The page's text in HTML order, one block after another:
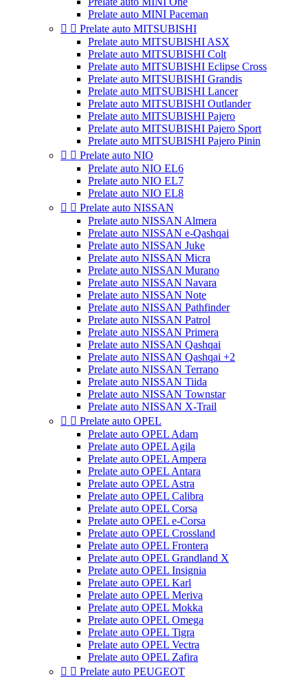
Prelate auto MINI Paceman
  Prelate auto MITSUBISHI
Prelate auto MITSUBISHI ASX
Prelate auto MITSUBISHI Colt
Prelate auto MITSUBISHI Eclipse Cross
Prelate auto MITSUBISHI Grandis
Prelate auto MITSUBISHI Lancer
Prelate auto MITSUBISHI Outlander
Prelate auto MITSUBISHI Pajero
Prelate auto MITSUBISHI Pajero Sport
Prelate auto MITSUBISHI Pajero Pinin
  Prelate auto NIO
Prelate auto NIO EL6
Prelate auto NIO EL7
Prelate auto NIO EL8
  Prelate auto NISSAN
Prelate auto NISSAN Almera
Prelate auto NISSAN e-Qashqai
Prelate auto NISSAN Juke
Prelate auto NISSAN Micra
Prelate auto NISSAN Murano
Prelate auto NISSAN Navara
Prelate auto NISSAN Note
Prelate auto NISSAN Pathfinder
Prelate auto NISSAN Patrol
Prelate auto NISSAN Primera
Prelate auto NISSAN Qashqai
Prelate auto NISSAN Qashqai +2
Prelate auto NISSAN Terrano
Prelate auto NISSAN Tiida
Prelate auto NISSAN Townstar
Prelate auto NISSAN X-Trail
  Prelate auto OPEL
Prelate auto OPEL Adam
Prelate auto OPEL Agila
Prelate auto OPEL Ampera
Prelate auto OPEL Antara
Prelate auto OPEL Astra
Prelate auto OPEL Calibra
Prelate auto OPEL Corsa
Prelate auto OPEL e-Corsa
Prelate auto OPEL Crossland
Prelate auto OPEL Frontera
Prelate auto OPEL Grandland X
Prelate auto OPEL Insignia
Prelate auto OPEL Karl
Prelate auto OPEL Meriva
Prelate auto OPEL Mokka
Prelate auto OPEL Omega
Prelate auto OPEL Tigra
Prelate auto OPEL Vectra
Prelate auto OPEL Zafira
  Prelate auto PEUGEOT